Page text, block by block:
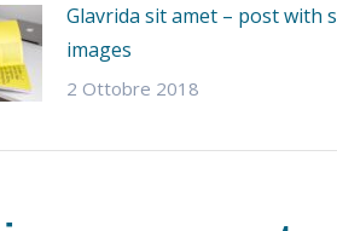
Glavrida sit amet – post with
images
2 Ottobre 2018